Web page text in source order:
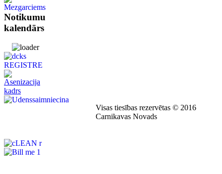
Notikumu
kalendārs
Visas tiesības rezervētas © 2016
Carnikavas Novads